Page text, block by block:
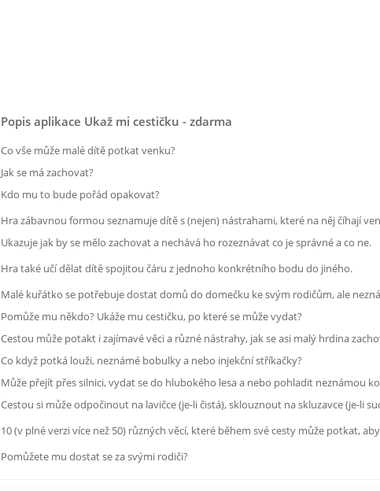
Popis aplikace Ukaž mi cestičku - zdarma
Co vše může malé dítě potkat venku?
Jak se má zachovat?
Kdo mu to bude pořád opakovat?
Hra zábavnou formou seznamuje dítě s (nejen) nástrahami, které na něj číhají
Ukazuje jak by se mělo zachovat a nechává ho rozeznávat co je správné a co ne.
Hra také učí dělat dítě spojitou čáru z jednoho konkrétního bodu do jiného.
Malé kuřátko se potřebuje dostat domů do domečku ke svým rodičům, ale
Pomůže mu někdo? Ukáže mu cestičku, po které se může vydat?
Cestou může potakt i zajímavé věci a různé nástrahy, jak se asi malý hrdina
Co když potká louži, neznámé bobulky a nebo injekční stříkačky?
Může přejít přes silnici, vydat se do hlubokého lesa a nebo pohladit neznámou
Cestou si může odpočinout na lavičce (je-li čistá), sklouznout na skluzavce (je-li
10 (v plné verzi více než 50) různých věcí, které během své cesty může potkat,
Pomůžete mu dostat se za svými rodiči?